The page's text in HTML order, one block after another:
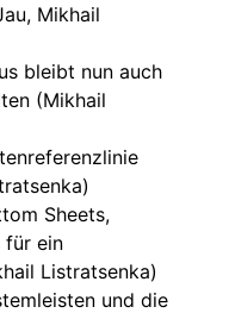
Mikhail
bleibt nun auch
(Mikhail
Sheets,
für ein
Listratsenka)
und die